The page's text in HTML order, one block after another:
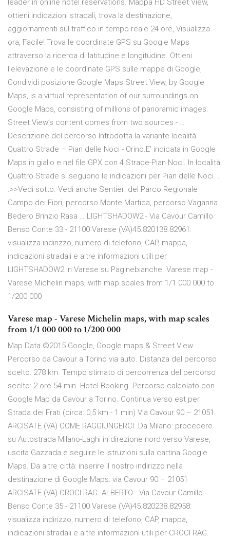
leader in online hotel reservations. Mappa HD Street View,
ottieni indicazioni stradali, trova la destinazione,
aggiornamenti sul traffico in tempo reale 24 ore, Visualizza
ora, Facile! Trova le coordinate GPS su Google Maps
attraverso la ricerca di latitudine e longitudine. Ottieni
l'elevazione e le coordinate GPS sulle mappe di Google,
Condividi posizione Google Maps Street View, by Google
Maps, is a virtual representation of our surroundings on
Google Maps, consisting of millions of panoramic images.
Street View’s content comes from two sources - …
Descrizione del percorso Introdotta la variante località
Quattro Strade – Pian delle Noci - Orino.E’ indicata in Google
Maps in giallo e nel file GPX con 4 Strade-Pian Noci. In località
Quattro Strade si seguono le indicazioni per Pian delle Noci. .
.>>Vedi sotto. Vedi anche Sentieri del Parco Regionale
Campo dei Fiori, percorso Monte Martica, percorso Vaganna
Bedero Brinzio Rasa … LIGHTSHADOW2 - Via Cavour Camillo
Benso Conte 33 - 21100 Varese (VA)45.820138.82961:
visualizza indirizzo, numero di telefono, CAP, mappa,
indicazioni stradali e altre informazioni utili per
LIGHTSHADOW2 in Varese su Paginebianche. Varese map -
Varese Michelin maps, with map scales from 1/1 000 000 to
1/200 000
Varese map - Varese Michelin maps, with map scales
from 1/1 000 000 to 1/200 000
Map Data ©2015 Google, Google maps & Street View.
Percorso da Cavour a Torino via auto. Distanza del percorso
scelto: 278 km. Tempo stimato di percorrenza del percorso
scelto: 2 ore 54 min. Hotel Booking. Percorso calcolato con
Google Map da Cavour a Torino. Continua verso est per
Strada dei Frati (circa: 0,5 km - 1 min) Via Cavour 90 – 21051
ARCISATE (VA) COME RAGGIUNGERCI. Da Milano: procedere
su Autostrada Milano-Laghi in direzione nord verso Varese,
uscita Gazzada e seguire le istruzioni sulla cartina Google
Maps. Da altre città: inserire il nostro indirizzo nella
destinazione di Google Maps: via Cavour 90 – 21051
ARCISATE (VA) CROCI RAG. ALBERTO - Via Cavour Camillo
Benso Conte 35 - 21100 Varese (VA)45.820238.82958:
visualizza indirizzo, numero di telefono, CAP, mappa,
indicazioni stradali e altre informazioni utili per CROCI RAG.